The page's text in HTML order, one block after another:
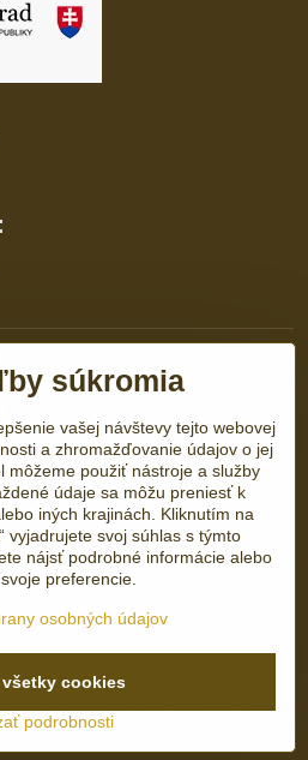
Copyright
ochrany osobných údajov
BiznisWeb.sk
súkromia
vašej návštevy tejto webovej
a zhromažďovanie údajov o jej
môžeme použiť nástroje a služby
údaje sa môžu preniesť k
iných krajinách. Kliknutím na
vyjadrujete svoj súhlas s týmto
nájsť podrobné informácie alebo
preferencie.
osobných údajov
podrobnosti
cookies